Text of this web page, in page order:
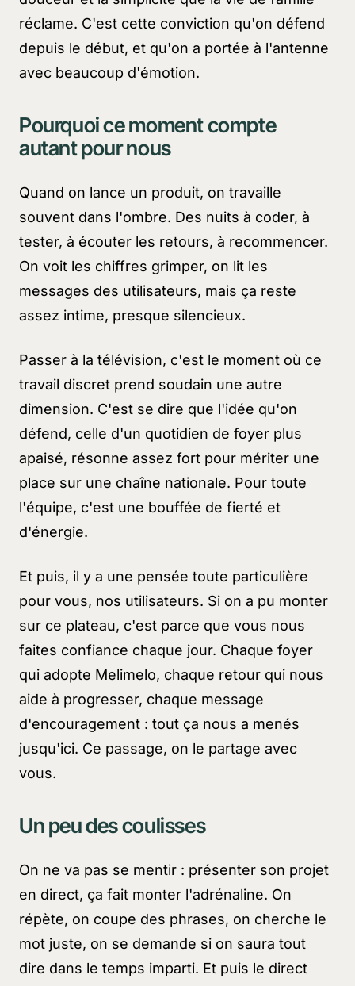
réclame. C'est cette conviction qu'on défend
depuis le début, et qu'on a portée à l'antenne
avec beaucoup d'émotion.
Pourquoi ce moment compte
autant pour nous
Quand on lance un produit, on travaille
souvent dans l'ombre. Des nuits à coder, à
tester, à écouter les retours, à recommencer.
On voit les chiffres grimper, on lit les
messages des utilisateurs, mais ça reste
assez intime, presque silencieux.
Passer à la télévision, c'est le moment où ce
travail discret prend soudain une autre
dimension. C'est se dire que l'idée qu'on
défend, celle d'un quotidien de foyer plus
apaisé, résonne assez fort pour mériter une
place sur une chaîne nationale. Pour toute
l'équipe, c'est une bouffée de fierté et
d'énergie.
Et puis, il y a une pensée toute particulière
pour vous, nos utilisateurs. Si on a pu monter
sur ce plateau, c'est parce que vous nous
faites confiance chaque jour. Chaque foyer
qui adopte Melimelo, chaque retour qui nous
aide à progresser, chaque message
d'encouragement : tout ça nous a menés
jusqu'ici. Ce passage, on le partage avec
vous.
Un peu des coulisses
On ne va pas se mentir : présenter son projet
en direct, ça fait monter l'adrénaline. On
répète, on coupe des phrases, on cherche le
mot juste, on se demande si on saura tout
dire dans le temps imparti. Et puis le direct